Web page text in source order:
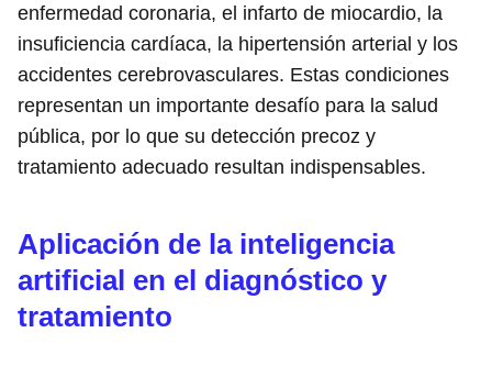
enfermedad coronaria, el infarto de miocardio, la
insuficiencia cardíaca, la hipertensión arterial y los
accidentes cerebrovasculares. Estas condiciones
representan un importante desafío para la salud
pública, por lo que su detección precoz y
tratamiento adecuado resultan indispensables.
Aplicación de la inteligencia
artificial en el diagnóstico y
tratamiento